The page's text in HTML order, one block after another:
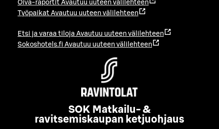
Oiva-raportit Avautuu uuteen välilehteen
Työpaikat Avautuu uuteen välilehteen
Etsi ja varaa tiloja Avautuu uuteen välilehteen
Sokoshotels.fi Avautuu uuteen välilehteen
SOK Matkailu- &
ravitsemiskaupan ketjuohjaus